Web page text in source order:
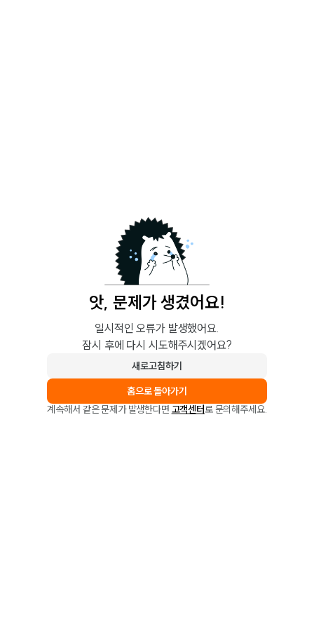
앗, 문제가 생겼어요!
일시적인 오류가 발생했어요.
잠시 후에 다시 시도해주시겠어요?
새로고침하기
홈으로 돌아가기
계속해서 같은 문제가 발생한다면 고객센터로 문의해주세요.